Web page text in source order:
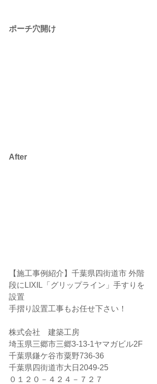
ポーチ穴開け
After
【施工事例紹介】千葉県四街道市 外階
段にLIXIL「グリップライン」手すりを
設置
手摺り設置工事もお任せ下さい！
株式会社　建築工房
埼玉県三郷市三郷3-13-1ヤマガビル2F
千葉県鎌ケ谷市粟野736-36
千葉県四街道市大日2049-25
０１２０－４２４－７２７